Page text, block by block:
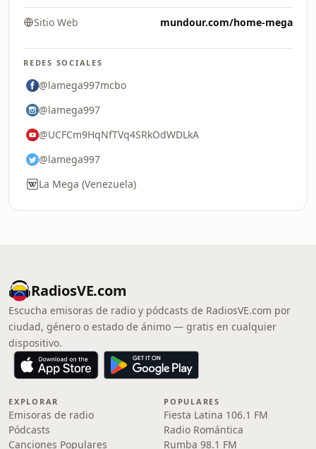
Sitio Web mundour.com/home-mega
REDES SOCIALES
@lamega997mcbo
@lamega997
@UCFCm9HqNfTVq4SRkOdWDLkA
@lamega997
La Mega (Venezuela)
RadiosVE.com
Escucha emisoras de radio y pódcasts de RadiosVE.com por
ciudad, género o estado de ánimo — gratis en cualquier
dispositivo.
EXPLORAR
Emisoras de radio
Pódcasts
Canciones Populares
POPULARES
Fiesta Latina 106.1 FM
Radio Romántica
Rumba 98.1 FM